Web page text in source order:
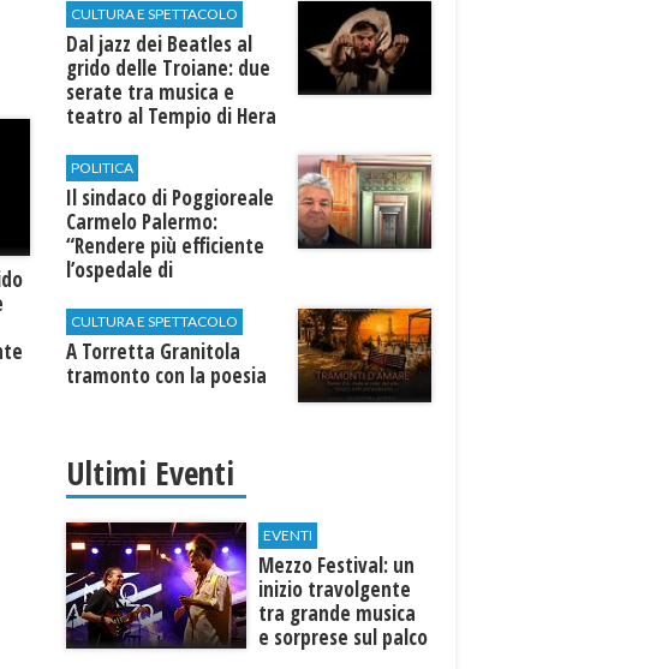
CULTURA E SPETTACOLO
Dal jazz dei Beatles al
grido delle Troiane: due
serate tra musica e
teatro al Tempio di Hera
POLITICA
Il sindaco di Poggioreale
Carmelo Palermo:
“Rendere più efficiente
l’ospedale di
CULTURA E SPETTACOLO
​A Torretta Granitola
tramonto con la poesia
Ultimi Eventi
EVENTI
Mezzo Festival: un
inizio travolgente
tra grande musica
e sorprese sul palco